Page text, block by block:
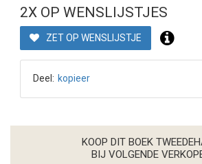
2X OP WENSLIJSTJES
ZET OP WENSLIJSTJE
Deel: kopieer
KOOP DIT BOEK
BIJ VOLGENDE